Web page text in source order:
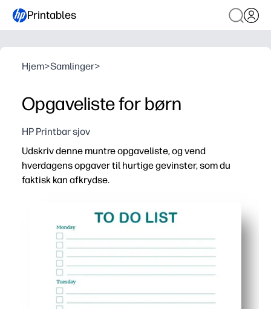
Printables
Hjem>Samlinger>
Opgaveliste for børn
HP Printbar sjov
Udskriv denne muntre opgaveliste, og vend
hverdagens opgaver til hurtige gevinster, som du
faktisk kan afkrydse.
Rent, struktureret layout holder dig fokuseret på det,
Tilfredsstillende afkrydsningsfelter og ryddig afstand
Alsidig til hjemmet, lektier og klasseværelsesrutiner -